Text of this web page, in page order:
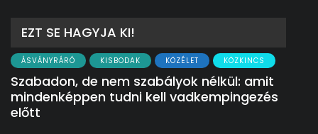
EZT SE HAGYJA KI!
ÁSVÁNYRÁRÓ KISBODAK KÖZÉLET KÖZKINCS
Szabadon, de nem szabályok nélkül: amit
mindenképpen tudni kell vadkempingezés
előtt